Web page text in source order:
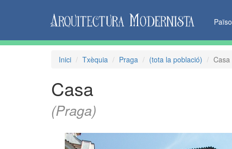
Inici Txèquia Praga (tota la població) Casa
Casa
(Praga)